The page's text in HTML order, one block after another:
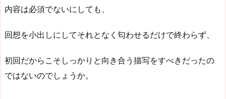
内容は必須でないにしても、
回想を小出しにしてそれとなく匂わせるだけで終わらず、
初回だからこそしっかりと向き合う描写をすべきだったの
ではないのでしょうか。